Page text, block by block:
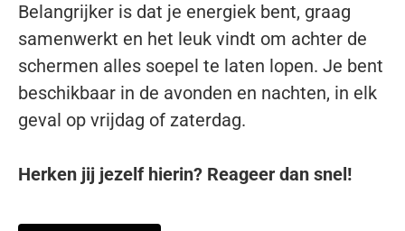
Belangrijker is dat je energiek bent, graag
samenwerkt en het leuk vindt om achter de
schermen alles soepel te laten lopen. Je bent
beschikbaar in de avonden en nachten, in elk
geval op vrijdag of zaterdag.
Herken jij jezelf hierin? Reageer dan snel!